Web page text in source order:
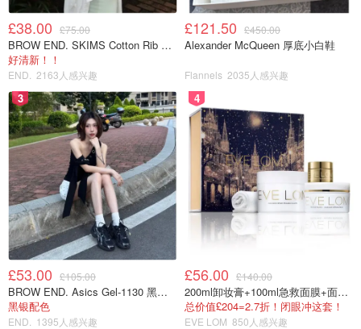
图片来自于@懒得改名，版权归原作者所有
地瓜酥饼
地瓜酥饼是芝士地瓜的另一种做法
£38.00 £75.00
BROW END. SKIMS Cotton Rib 长款背心连衣裙 薄荷绿
好清新！！
END. 2163人感兴趣
£121.50 £450.00
Alexander McQueen 厚底小白鞋
Flannels 2035人感兴趣
3
£53.00 £105.00
BROW END. Asics Gel-1130 黑色运动鞋
黑银配色
END. 1395人感兴趣
4
£56.00 £140.00
200ml卸妆膏+100ml急救面膜+面霜+洁颜布
总价值£204=2.7折！闭眼冲这套！
EVE LOM 850人感兴趣